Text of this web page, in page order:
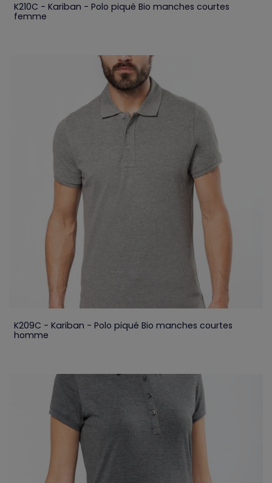
K210C - Kariban - Polo piqué Bio manches courtes
femme
K209C - Kariban - Polo piqué Bio manches courtes
homme